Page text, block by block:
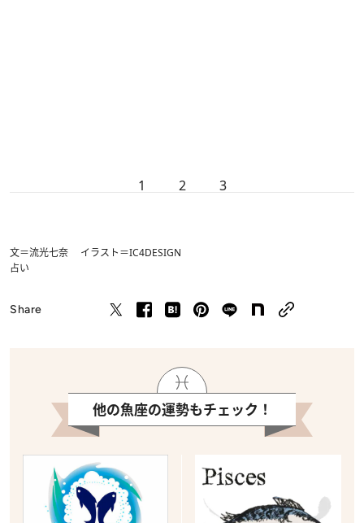
1 2 3
文＝流光七奈 イラスト＝IC4DESIGN
占い
Share
他の魚座の運勢もチェック！